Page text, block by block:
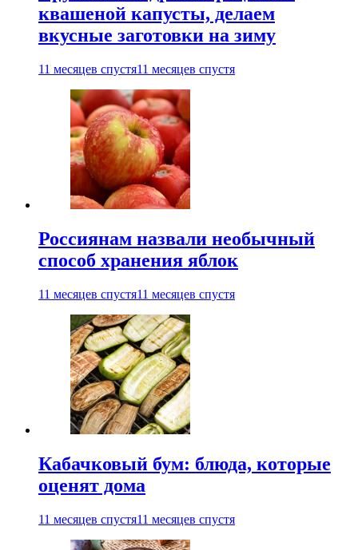
квашеной капусты, делаем
вкусные заготовки на зиму
11 месяцев спустя11 месяцев спустя
Россиянам назвали необычный
способ хранения яблок
11 месяцев спустя11 месяцев спустя
Кабачковый бум: блюда, которые
оценят дома
11 месяцев спустя11 месяцев спустя